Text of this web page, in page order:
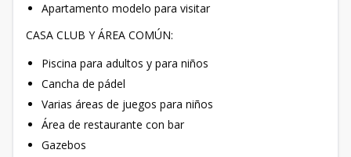
Apartamento modelo para visitar
CASA CLUB Y ÁREA COMÚN:
Piscina para adultos y para niños
Cancha de pádel
Varias áreas de juegos para niños
Área de restaurante con bar
Gazebos